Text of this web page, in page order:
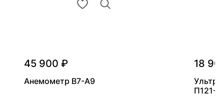
45 900 ₽
Анемометр В7-А9
18
П121-